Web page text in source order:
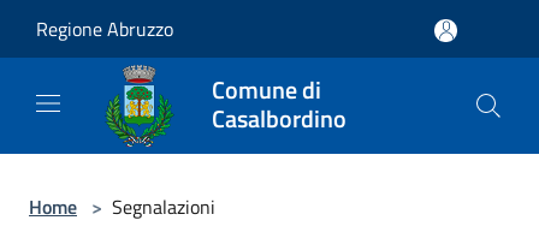
Regione Abruzzo
Comune di
Casalbordino
Home > Segnalazioni